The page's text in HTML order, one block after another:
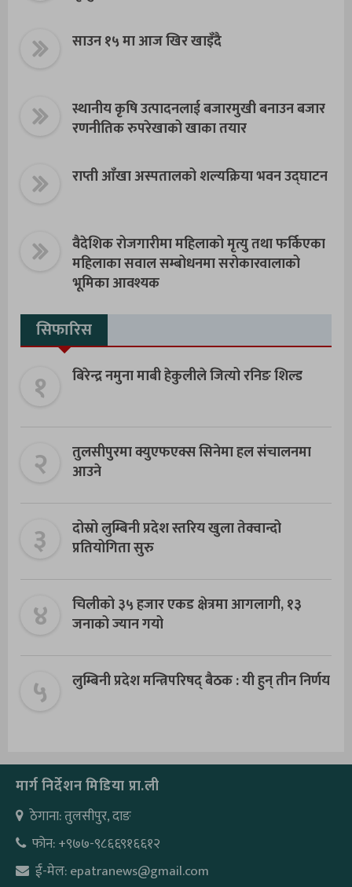
साउन १५ मा आज खिर खाइँदै
स्थानीय कृषि उत्पादनलाई बजारमुखी बनाउन बजार
रणनीतिक रुपरेखाको खाका तयार
राप्ती आँखा अस्पतालको शल्यक्रिया भवन उद्घाटन
वैदेशिक रोजगारीमा महिलाको मृत्यु तथा फर्किएका
महिलाका सवाल सम्बोधनमा सरोकारवालाको
भूमिका आवश्यक
सिफारिस
१ बिरेन्द्र नमुना माबी हेकुलीले जित्यो रनिङ शिल्ड
२
तुलसीपुरमा क्युएफएक्स सिनेमा हल संचालनमा
आउने
३
दोस्रो लुम्बिनी प्रदेश स्तरिय खुला तेक्वान्दो
प्रतियोगिता सुरु
४
चिलीको ३५ हजार एकड क्षेत्रमा आगलागी, १३
जनाको ज्यान गयो
५ लुम्बिनी प्रदेश मन्त्रिपरिषद् बैठक : यी हुन् तीन निर्णय
मार्ग निर्देशन मिडिया प्रा.ली
ठेगाना: तुलसीपुर, दाङ
फोन: +९७७-९८६६९१६६१२
ई-मेल: epatranews@gmail.com